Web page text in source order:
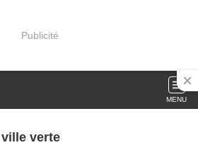
Publicité
MENU
verte